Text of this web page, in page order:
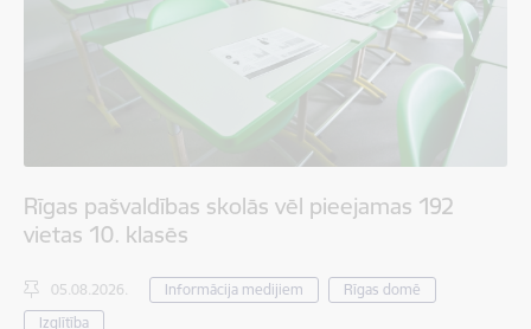
Rīgas pašvaldības skolās vēl pieejamas 192
vietas 10. klasēs
05.08.2026. Informācija medijiem
Rīgas domē
Izglītība